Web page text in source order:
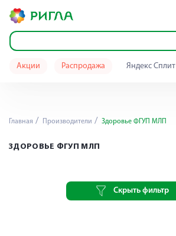
Акции Распродажа Яндекс Сплит
Главная Производители Здоровье ФГУП МЛП
ЗДОРОВЬЕ ФГУП МЛП
Скрыть фильтр